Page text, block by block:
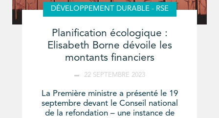
DÉVELOPPEMENT DURABLE - RSE
Planification écologique :
Elisabeth Borne dévoile les
montants financiers
22 SEPTEMBRE 2023
La Première ministre a présenté le 19
septembre devant le Conseil national
de la refondation – une instance de